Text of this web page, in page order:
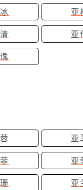
亚
亚
亚
亚
亚